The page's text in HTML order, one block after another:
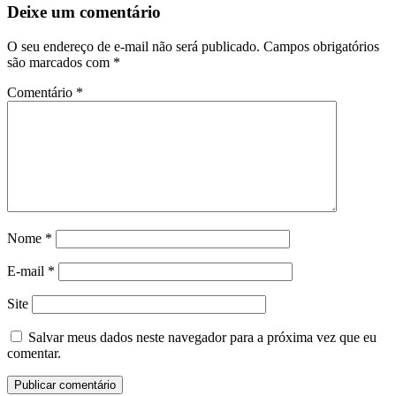
Deixe um comentário
O seu endereço de e-mail não será publicado. Campos obrigatórios
são marcados com *
Comentário *
Nome *
E-mail *
Site
Salvar meus dados neste navegador para a próxima vez que eu
comentar.